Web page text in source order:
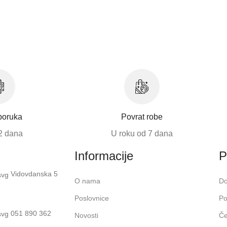
dana
Povrat robe
U roku od 7 dana
Vidovdanska 5
051 890 362
Informacije
O nama
Poslovnice
Novosti